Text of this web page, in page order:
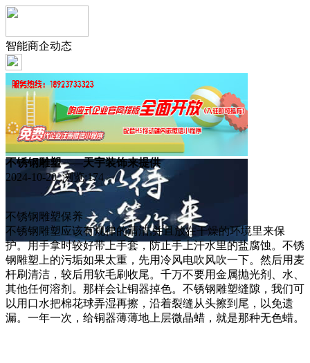
智能商企动态
不锈钢雕塑——天宇装饰来提供
2024-10-20 浏览:174
不锈钢雕塑保养
不锈钢雕塑应该有规律的清洁,并且放在干燥的环境里来保
护。用手拿时较好带上手套，防止手上汗水里的盐腐蚀。不锈
钢雕塑上的污垢如果太重，先用冷风电吹风吹一下。然后用麦
杆刷清洁，较后用软毛刷收尾。千万不要用金属抛光剂、水、
其他任何溶剂。那样会让铜器掉色。不锈钢雕塑缝隙，我们可
以用口水把棉花球弄湿再擦，沿着裂缝从头擦到尾，以免遗
漏。一年一次，给铜器薄薄地上层微晶蜡，就是那种无色蜡。